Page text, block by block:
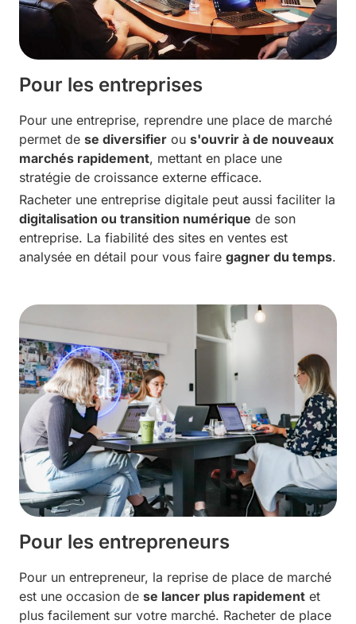
Pour les entreprises
Pour une entreprise, reprendre une place de marché
permet de se diversifier ou s'ouvrir à de nouveaux
marchés rapidement, mettant en place une
stratégie de croissance externe efficace.
Racheter une entreprise digitale peut aussi faciliter la
digitalisation ou transition numérique de son
entreprise. La fiabilité des sites en ventes est
analysée en détail pour vous faire gagner du temps.
Pour les entrepreneurs
Pour un entrepreneur, la reprise de place de marché
est une occasion de se lancer plus rapidement et
plus facilement sur votre marché. Racheter de place